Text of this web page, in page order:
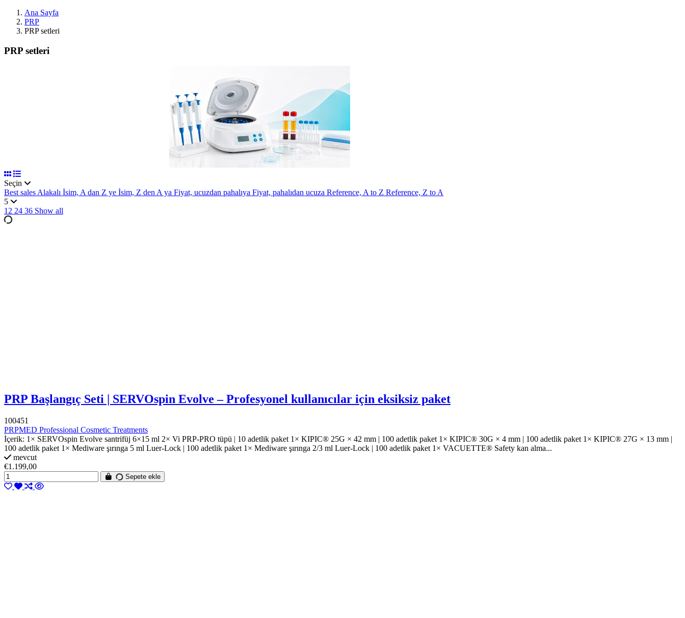
Ana Sayfa
PRP
PRP setleri
PRP setleri
Seçin
Best salesAlakalı İsim, A dan Z ye İsim, Z den A ya Fiyat, ucuzdan pahalıya Fiyat, pahalıdan ucuza Reference, A to Z Reference, Z to A
5
12 24 36 Show all
PRP Başlangıç Seti | SERVOspin Evolve – Profesyonel kullanıcılar için eksiksiz paket
100451
PRPMED Professional Cosmetic Treatments
İçerik: 1× SERVOspin Evolve santrifüj 6×15 ml 2× Vi PRP-PRO tüpü | 10 adetlik paket 1× KIPIC® 25G × 42 mm | 100 adetlik paket 1× KIPIC® 30G × 4 mm | 100 adetlik paket 1× KIPIC® 27G × 13 mm |
100 adetlik paket 1× Mediware şırınga 5 ml Luer-Lock | 100 adetlik paket 1× Mediware şırınga 2/3 ml Luer-Lock | 100 adetlik paket 1× VACUETTE® Safety kan alma...
mevcut
€1.199,00
Sepete ekle